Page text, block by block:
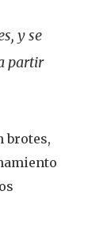
y se
partir
brotes,